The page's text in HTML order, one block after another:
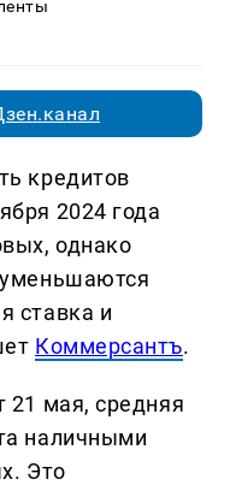
кредитов
2024 года
однако
ставка и
Коммерсантъ.
21 мая, средняя
наличными
Это